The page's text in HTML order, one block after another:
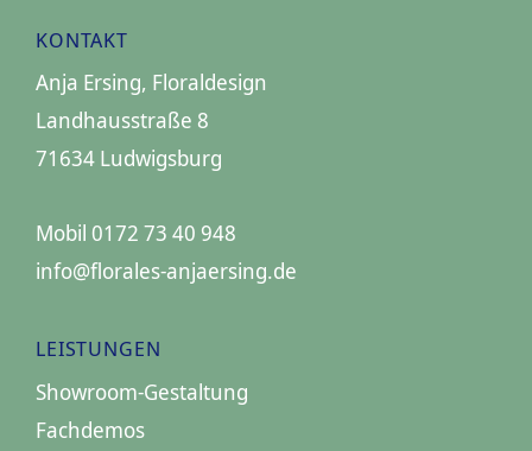
KONTAKT
Anja Ersing, Floraldesign
Landhausstraße 8
71634 Ludwigsburg
Mobil 0172 73 40 948
info@florales-anjaersing.de
LEISTUNGEN
Showroom-Gestaltung
Fachdemos